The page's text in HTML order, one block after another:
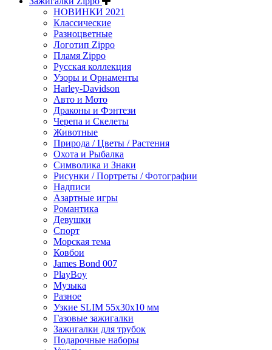
НОВИНКИ 2021
Классические
Разноцветные
Логотип Zippo
Пламя Zippo
Русская коллекция
Узоры и Орнаменты
Harley-Davidson
Авто и Мото
Драконы и Фэнтези
Черепа и Скелеты
Животные
Природа / Цветы / Растения
Охота и Рыбалка
Символика и Знаки
Рисунки / Портреты / Фотографии
Надписи
Азартные игры
Романтика
Девушки
Спорт
Морская тема
Ковбои
James Bond 007
PlayBoy
Музыка
Разное
Узкие SLIM 55x30x10 мм
Газовые зажигалки
Зажигалки для трубок
Подарочные наборы